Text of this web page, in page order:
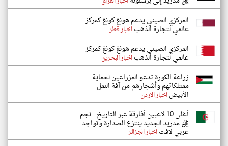
المركزي الصيني يدعم هونغ كونغ كمركز
عالمي لتجارة الذهباخبار قطر
المركزي الصيني يدعم هونغ كونغ كمركز
عالمي لتجارة الذهباخبار البحرين
زراعة الكورة تدعو المزراعين لحماية
ممتلكاتهم وأشجارهم من آفة النمل
الأبيضاخبار الاردن
أغلى 10 لاعبين أفارقة عبر التاريخ.. نجم
ريال مدريد الجديد ينتزع الصدارة وتواجد
عربي لافتاخبار الجزائر